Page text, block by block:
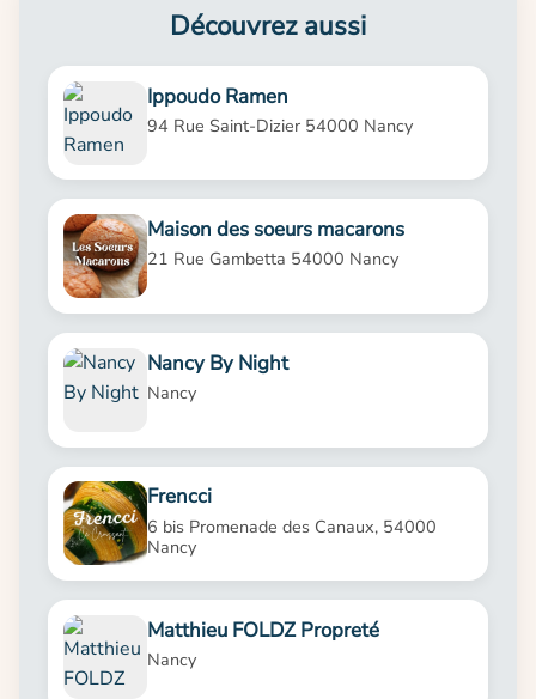
Découvrez aussi
Ippoudo Ramen
94 Rue Saint-Dizier 54000 Nancy
Maison des soeurs macarons
21 Rue Gambetta 54000 Nancy
Nancy By Night
Nancy
Frencci
6 bis Promenade des Canaux, 54000
Nancy
Matthieu FOLDZ Propreté
Nancy